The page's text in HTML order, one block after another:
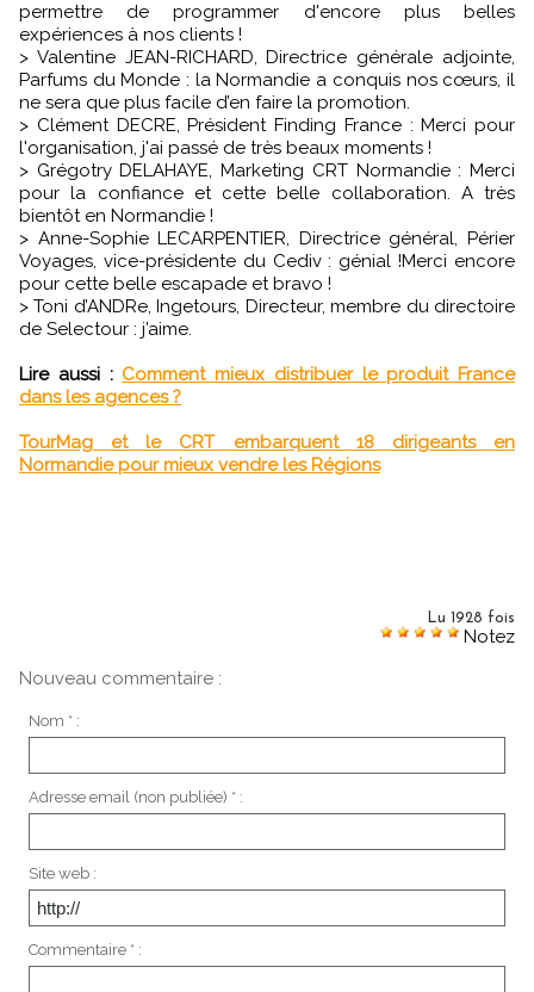
permettre de programmer d'encore plus belles
expériences à nos clients !
> Valentine JEAN-RICHARD, Directrice générale adjointe,
Parfums du Monde : la Normandie a conquis nos cœurs, il
ne sera que plus facile d’en faire la promotion.
> Clément DECRE, Président Finding France : Merci pour
l'organisation, j'ai passé de très beaux moments !
> Grégotry DELAHAYE, Marketing CRT Normandie : Merci
pour la confiance et cette belle collaboration. A très
bientôt en Normandie !
> Anne-Sophie LECARPENTIER, Directrice général, Périer
Voyages, vice-présidente du Cediv : génial !Merci encore
pour cette belle escapade et bravo !
> Toni d’ANDRe, Ingetours, Directeur, membre du directoire
de Selectour : j’aime.
Lire aussi : Comment mieux distribuer le produit France
dans les agences ?
TourMag et le CRT embarquent 18 dirigeants en
Normandie pour mieux vendre les Régions
Lu 1928 fois
Notez
Nouveau commentaire :
Nom * :
Adresse email (non publiée) * :
Site web :
Commentaire * :